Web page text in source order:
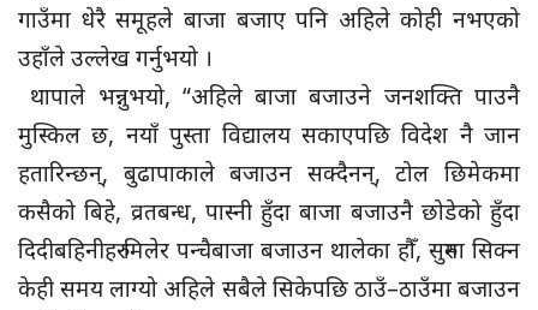
गाउँमा धेरै समूहले बाजा बजाए पनि अहिले कोही नभएको
उहाँले उल्लेख गर्नुभयो ।
थापाले भन्नुभयो, “अहिले बाजा बजाउने जनशक्ति पाउनै
मुस्किल छ, नयाँ पुस्ता विद्यालय सकाएपछि विदेश नै जान
हतारिन्छन्, बुढापाकाले बजाउन सक्दैनन्, टोल छिमेकमा
कसैको बिहे, व्रतबन्ध, पास्नी हुँदा बाजा बजाउनै छोडेको हुँदा
दिदीबहिनीहरु मिलेर पन्चैबाजा बजाउन थालेका हौँ, सुरुमा सिक्न
केही समय लाग्यो अहिले सबैले सिकेपछि ठाउँ–ठाउँमा बजाउन